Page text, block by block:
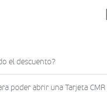
el descuento?
poder abrir una Tarjeta